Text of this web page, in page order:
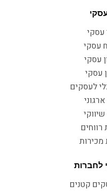
עסקי
עסקי
עסקי
עסקי
לעסקים
ארגוני
שיווקי
לחברות
קטנים